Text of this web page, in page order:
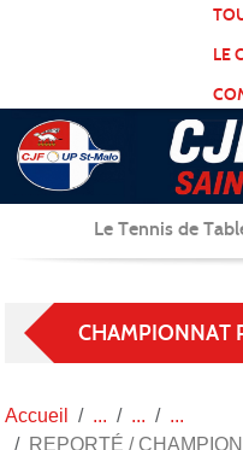
LE
Le Tennis de
CHAMPIONNAT
Accueil
REPORTÉ /
Panneau de gestion des